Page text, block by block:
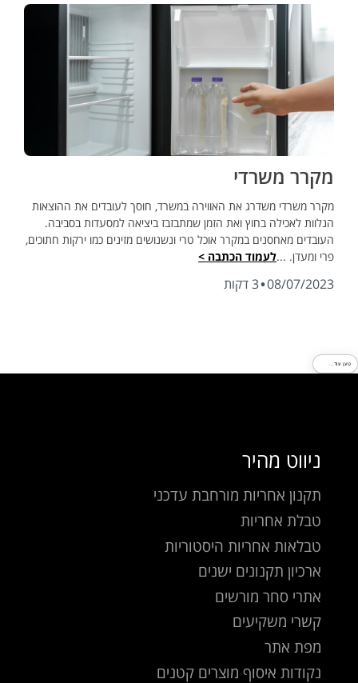
מקרר משרדי
מקרר משרדי משדרג את האווירה במשרד, חוסך לעובדים את ההוצאות
הנלוות לאכילה בחוץ ואת הזמן שמתבזבז ביציאה למסעדות בסביבה.
העובדים מאחסנים במקרר אוכל טרי ונשנושים מזינים כמו ירקות חתוכים,
פרי ומעדן. ...לעמוד הכתבה >
08/07/2023
·3 דקות
טען עוד...
ניווט מהיר
תקנון אחריות מורחבת עדכני
טבלת אחריות
טבלאות אחריות היסטוריות
ארכיון תקנונים ישנים
אתרי סחר מורשים
קשרי משקיעים
מפת אתר
נקודות איסוף מוצרים קטנים